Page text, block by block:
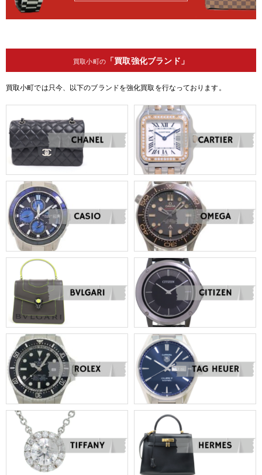
買取小町の「買取強化ブランド」
買取小町では只今、以下のブランドを強化買取を行なっております。